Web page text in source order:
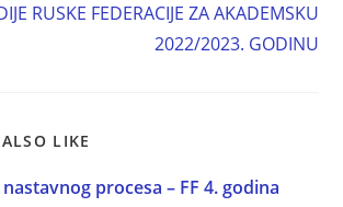
RUSKE FEDERACIJE ZA AKADEMSKU
2022/2023. GODINU
LIKE
procesa – FF 4. godina